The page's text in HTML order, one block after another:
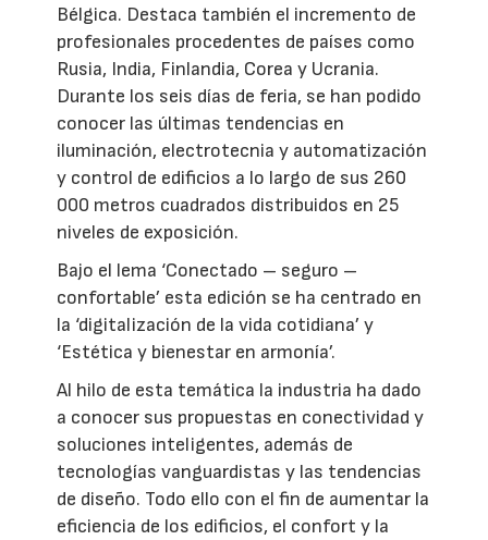
Bélgica. Destaca también el incremento de
profesionales procedentes de países como
Rusia, India, Finlandia, Corea y Ucrania.
Durante los seis días de feria, se han podido
conocer las últimas tendencias en
iluminación, electrotecnia y automatización
y control de edificios a lo largo de sus 260
000 metros cuadrados distribuidos en 25
niveles de exposición.
Bajo el lema ‘Conectado – seguro –
confortable’ esta edición se ha centrado en
la ‘digitalización de la vida cotidiana’ y
‘Estética y bienestar en armonía’.
Al hilo de esta temática la industria ha dado
a conocer sus propuestas en conectividad y
soluciones inteligentes, además de
tecnologías vanguardistas y las tendencias
de diseño. Todo ello con el fin de aumentar la
eficiencia de los edificios, el confort y la